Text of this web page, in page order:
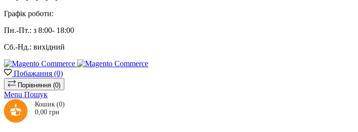
Графік роботи:
Пн.-Пт.: з 8:00- 18:00
Сб.-Нд.: вихідний
Побажання (0)
Порівняння (0)
Menu Пошук
Кошик (0)
0,00 грн